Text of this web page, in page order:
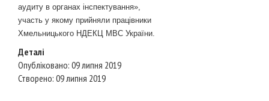
аудиту в органах інспектування»,
участь у якому прийняли працівники
Хмельницького НДЕКЦ МВС України.
Деталі
Опубліковано: 09 липня 2019
Створено: 09 липня 2019